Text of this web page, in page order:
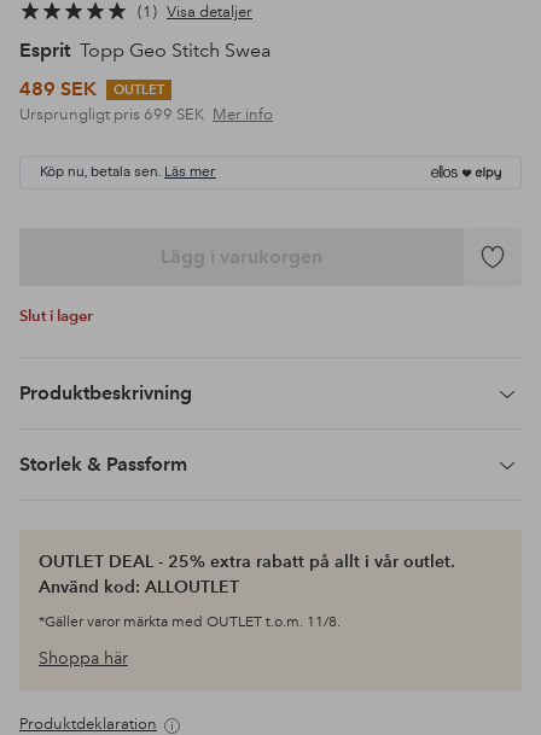
1 Visa detaljer
Esprit Topp Geo Stitch Swea
489 SEK
OUTLET
Ursprungligt pris 699 SEK Mer info
Köp nu, betala sen. Läs mer
Lägg i varukorgen
Lägg
Slut i lager
Produktbeskrivning
Storlek & Passform
OUTLET DEAL - 25% extra rabatt på allt i vår outlet.
Använd kod: ALLOUTLET
*Gäller varor märkta med OUTLET t.o.m. 11/8.
Shoppa här
Produktdeklaration